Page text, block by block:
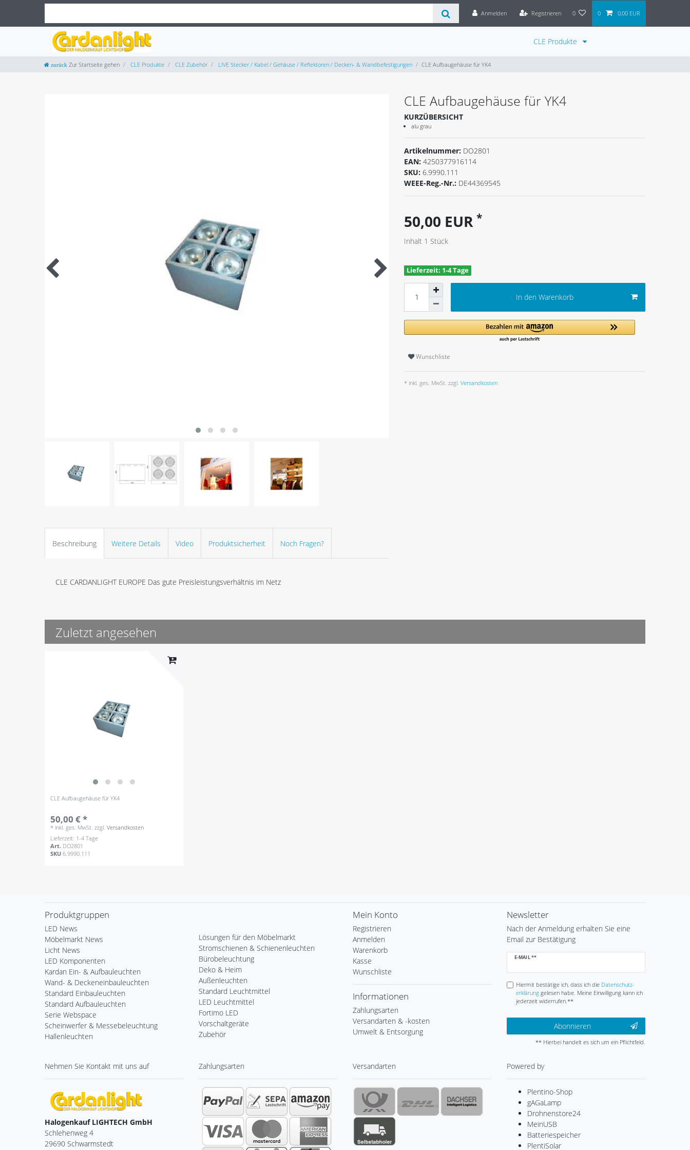
Anmelden Registrieren 0 0 0,00 EUR
CLE Produkte
Zur Startseite gehen CLE Produkte CLE Zubehör LIVE Stecker / Kabel / Gehäuse / Reflektoren / Decken- & Wandbefestigungen CLE Aufbaugehäuse für YK4
Beschreibung Weitere Details Video Produktsicherheit Noch Fragen?
CLE CARDANLIGHT EUROPE Das gute Preisleistungsverhältnis im Netz
CLE Aufbaugehäuse für YK4
KURZÜBERSICHT
alu grau
Artikelnummer: DO2801
EAN: 4250377916114
SKU: 6.9990.111
WEEE-Reg.-Nr.: DE44369545
50,00 EUR *
Inhalt 1 Stück
Lieferzeit: 1-4 Tage
In den Warenkorb
Wunschliste
* inkl. ges. MwSt. zzgl. Versandkosten
Zuletzt angesehen
CLE Aufbaugehäuse für YK4
50,00 € *
* inkl. ges. MwSt. zzgl.Versandkosten
Lieferzeit: 1-4 Tage
Art. DO2801
SKU6.9990.111
Produktgruppen
LED News
Möbelmarkt News
Licht News
LED Komponenten
Kardan Ein- & Aufbauleuchten
Wand- & Deckeneinbauleuchten
Standard Einbauleuchten
Standard Aufbauleuchten
Serie Webspace
Scheinwerfer & Messebeleuchtung
Hallenleuchten
Lösungen für den Möbelmarkt
Stromschienen & Schienenleuchten
Bürobeleuchtung
Deko & Heim
Außenleuchten
Standard Leuchtmittel
LED Leuchtmittel
Fortimo LED
Vorschaltgeräte
Zubehör
Mein Konto
Registrieren
Anmelden
Warenkorb
Kasse
Wunschliste
Informationen
Zahlungsarten
Versandarten & -kosten
Umwelt & Entsorgung
Newsletter
Nach der Anmeldung erhalten Sie eine
Email zur Bestätigung
E-MAIL **
Newsletter
Hiermit bestätige ich, dass ich die Daten­schutz­
erklärunggelesen habe. Meine Einwilligung kann ich
jederzeit widerrufen.**
Abonnieren
** Hierbei handelt es sich um ein Pflichtfeld.
Nehmen Sie Kontakt mit uns auf
Halogenkauf LIGHTECH GmbH
Schlehenweg 4
29690 Schwarmstedt
Zahlungsarten Versandarten Powered by
Plentino-Shop
gAGaLamp
Drohnenstore24
MeinUSB
Batteriespeicher
PlentiSolar